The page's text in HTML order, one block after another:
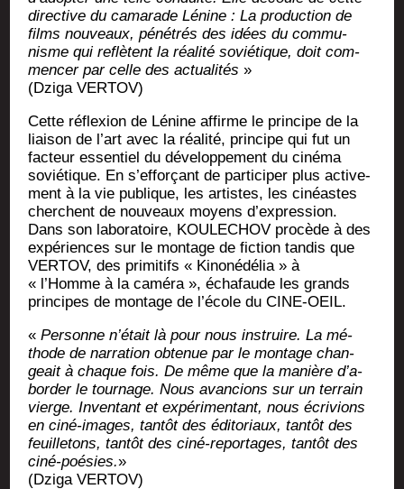
direc­tive du cama­rade Lé­nine : La pro­duc­tion de
films nou­veaux, pé­né­trés des idées du com­mu­
nisme qui reflètent la réa­li­té sovié­tique, doit com­
men­cer par celle des actua­li­tés »
(Dzi­ga VERTOV)
Cette ré­flexion de Lé­nine affirme le prin­cipe de la
liai­son de l’art avec la réa­li­té, prin­cipe qui fut un
fac­teur essen­tiel du dé­ve­lop­pe­ment du ciné­ma
sovié­tique. En s’ef­forçant de par­ti­ci­per plus acti­ve­
ment à la vie publique, les artistes, les cinéastes
cherchent de nou­veaux moyens d’expression.
Dans son labo­ra­toire, KOULECHOV pro­cède à des
expé­riences sur le mon­tage de fic­tion tan­dis que
VERTOV, des pri­mi­tifs « Kino­né­dé­lia » à
« l’Homme à la camé­ra », écha­faude les grands
prin­cipes de mon­tage de l’é­cole du CINE-OEIL.
«Per­sonne n’é­tait là pour nous ins­truire. La mé­
thode de nar­ra­tion obte­nue par le mon­tage chan­
geait à chaque fois. De même que la manière d’a­
bor­der le tour­nage. Nous avan­cions sur un ter­rain
vierge. Inven­tant et expé­ri­men­tant, nous écri­vions
en ciné-images, tan­tôt des édi­to­riaux, tan­tôt des
feuille­tons, tan­tôt des ciné-repor­tages, tan­tôt des
ciné-poé­sies.»
(Dzi­ga VERTOV)